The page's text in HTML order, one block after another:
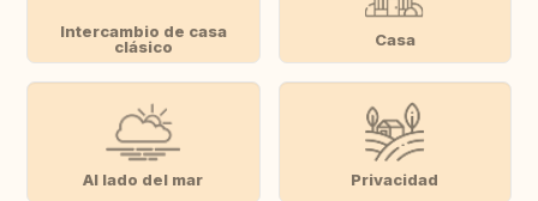
Intercambio de casa
clásico
Casa
Al lado del mar Privacidad